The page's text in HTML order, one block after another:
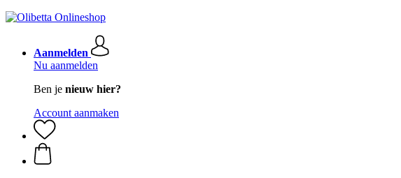
Aanmelden
Nu aanmelden
Ben je nieuw hier?
Account aanmaken